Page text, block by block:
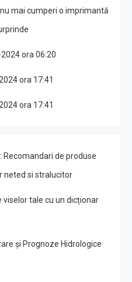
mai cumperi o imprimantă
ora 06:20
ora 17:41
ora 17:41
de produse
neted si stralucitor
viselor tale cu un dicționar
și Prognoze Hidrologice